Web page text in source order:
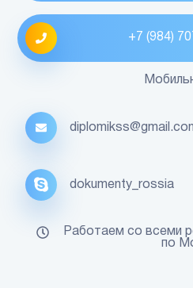
+7 (984)
dokumenty_rossia
Работаем со всеми
по